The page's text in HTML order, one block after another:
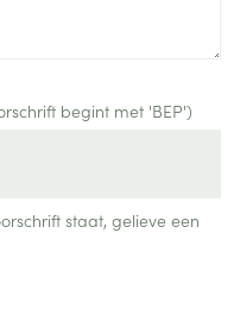
begint met 'BEP')
staat, gelieve een